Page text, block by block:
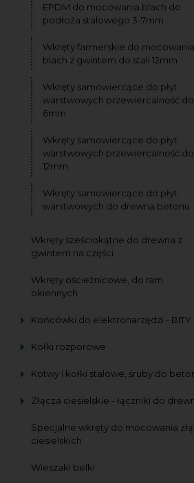
EPDM do mocowania blach do
podłoża stalowego 3-7mm
Wkręty farmerskie do mocowania
blach z gwintem do stali 12mm
Wkręty samowiercące do płyt
warstwowych przewiercalność do
6mm
Wkręty samowiercące do płyt
warstwowych przewiercalność do
12mm
Wkręty samowiercące do płyt
warstwowych do drewna betonu
Wkręty sześciokątne do drewna z
gwintem na części
Wkręty ościeżnicowe, do ram
okiennych
Końcówki do elektronarzędzi - BITY
Kołki rozporowe
Kotwy i kołki stalowe, śruby do
Złącza ciesielskie - łączniki do
Specjalne wkręty do mocowania
ciesielskich
Wieszaki belki